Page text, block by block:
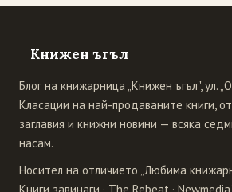
Книжен ъгъл
Блог на книжарница „Книжен ъгъл", ул.
Класации на най-продаваните книги,
заглавия и книжни новини — всяка
насам.
Носител на отличието „Любима